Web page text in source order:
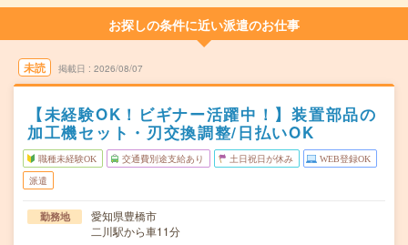
お探しの条件に近い派遣のお仕事
未読 掲載日 2026/08/07
【未経験OK！ビギナー活躍中！】装置部品の
加工機セット・刃交換調整/日払いOK
職種未経験OK 交通費別途支給あり 土日祝日が休み WEB登録OK
派遣
勤務地
愛知県豊橋市
二川駅から車11分